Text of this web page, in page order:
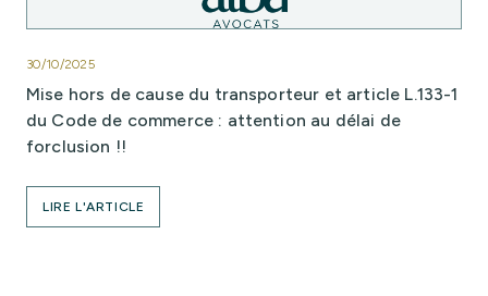
30/10/2025
Mise hors de cause du transporteur et article L.133-1
du Code de commerce : attention au délai de
forclusion !!
LIRE L'ARTICLE